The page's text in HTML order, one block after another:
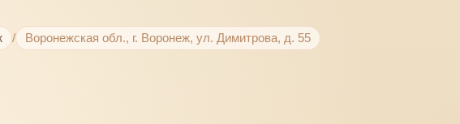
/ Воронежская обл., г. Воронеж, ул. Димитрова, д. 55